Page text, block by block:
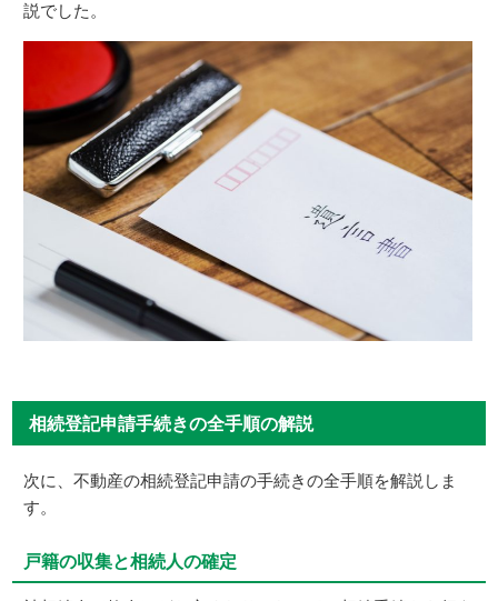
説でした。
相続登記申請手続きの全手順の解説
次に、不動産の相続登記申請の手続きの全手順を解説しま
す。
戸籍の収集と相続人の確定